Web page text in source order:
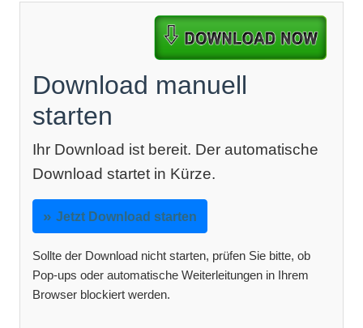
Download manuell
starten
Ihr Download ist bereit. Der automatische
Download startet in Kürze.
Jetzt Download starten
Sollte der Download nicht starten, prüfen Sie bitte, ob
Pop-ups oder automatische Weiterleitungen in Ihrem
Browser blockiert werden.